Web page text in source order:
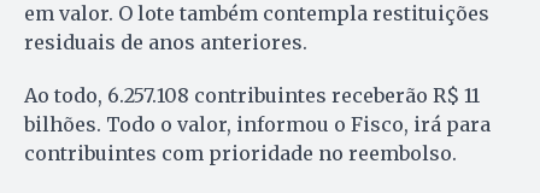
em valor. O lote também contempla restituições
residuais de anos anteriores.
Ao todo, 6.257.108 contribuintes receberão R$ 11
bilhões. Todo o valor, informou o Fisco, irá para
contribuintes com prioridade no reembolso.